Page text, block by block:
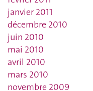
janvier 2011
décembre 2010
juin 2010
mai 2010
avril 2010
mars 2010
novembre 2009